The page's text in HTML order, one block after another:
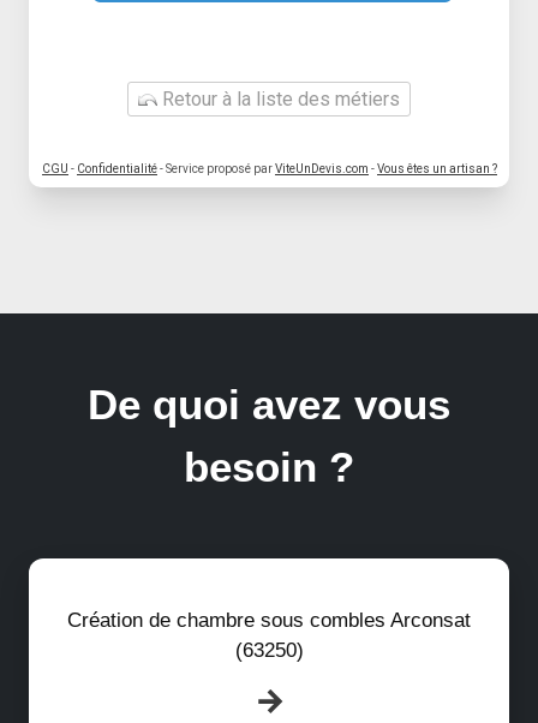
Retour à la liste des métiers
CGU - Confidentialité- Service proposé parViteUnDevis.com -Vous êtes un artisan ?
De quoi avez vous
besoin ?
Création de chambre sous combles Arconsat
(63250)